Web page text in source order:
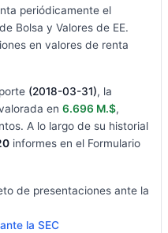
periódicamente el
Bolsa y Valores de EE.
en valores de renta
(2018-03-31), la
en 6.696 M.$,
A lo largo de su historial
informes en el Formulario
de presentaciones ante la
la SEC